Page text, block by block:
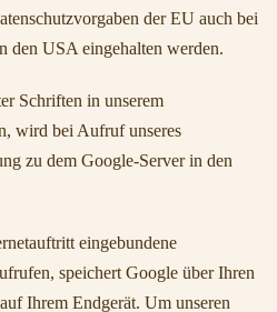
der EU auch bei
den USA eingehalten werden.
Schriften in unserem
wird bei Aufruf unseres
zu dem Google-Server in den
eingebundene
speichert Google über Ihren
Ihrem Endgerät. Um unseren